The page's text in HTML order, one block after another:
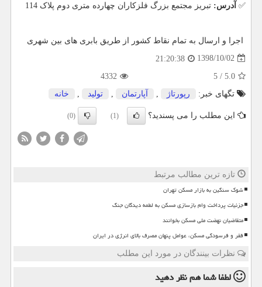
✅ آدرس: تبریز مجتمع بزرگ فلزکاران چهارده متری دوم پلاک 114
اجرا و ارسال به تمام نقاط کشور از طریق بابری های بین شهری
1398/10/02
21:20:38
5.0
/
5
4332
تگهای خبر:
رپورتاژ آپارتمان تولید خانه
این مطلب را می پسندید؟ (1)
(0)
تازه ترین مطالب مرتبط
شوک سنگین به بازار مسکن تهران
جزئیات پرداخت وام بازسازی مسکن به لطمه دیدگان جنگ
متقاضیان نهضت ملی مسکن بخوانند
فقر و فرسودگی مسکن، عوامل پنهان مصرف بالای انرژی در ایران
نظرات بینندگان در مورد این مطلب
لطفا شما همنظر دهید